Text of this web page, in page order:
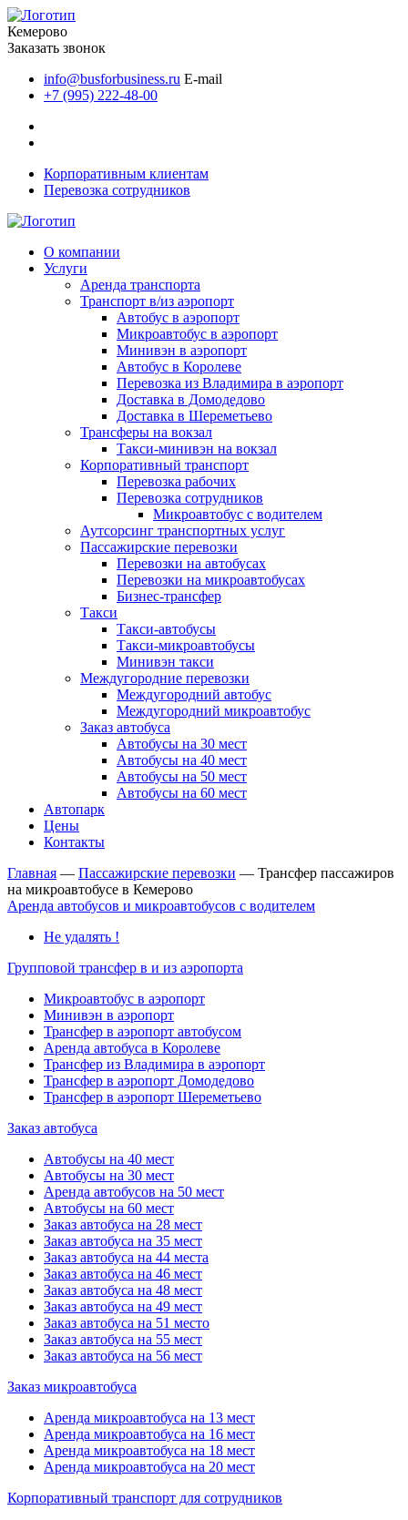
Кемерово
Заказать звонок
info@busforbusiness.ru E-mail
+7 (995) 222-48-00
Корпоративным клиентам
Перевозка сотрудников
О компании
Услуги
Аренда транспорта
Транспорт в/из аэропорт
Автобус в аэропорт
Микроавтобус в аэропорт
Минивэн в аэропорт
Автобус в Королеве
Перевозка из Владимира в аэропорт
Доставка в Домодедово
Доставка в Шереметьево
Трансферы на вокзал
Такси-минивэн на вокзал
Корпоративный транспорт
Перевозка рабочих
Перевозка сотрудников
Микроавтобус с водителем
Аутсорсинг транспортных услуг
Пассажирские перевозки
Перевозки на автобусах
Перевозки на микроавтобусах
Бизнес-трансфер
Такси
Такси-автобусы
Такси-микроавтобусы
Минивэн такси
Междугородние перевозки
Междугородний автобус
Междугородний микроавтобус
Заказ автобуса
Автобусы на 30 мест
Автобусы на 40 мест
Автобусы на 50 мест
Автобусы на 60 мест
Автопарк
Цены
Контакты
Главная — Пассажирские перевозки — Трансфер пассажиров
на микроавтобусе в Кемерово
Аренда автобусов и микроавтобусов с водителем
Не удалять !
Групповой трансфер в и из аэропорта
Микроавтобус в аэропорт
Минивэн в аэропорт
Трансфер в аэропорт автобусом
Аренда автобуса в Королеве
Трансфер из Владимира в аэропорт
Трансфер в аэропорт Домодедово
Трансфер в аэропорт Шереметьево
Заказ автобуса
Автобусы на 40 мест
Автобусы на 30 мест
Аренда автобусов на 50 мест
Автобусы на 60 мест
Заказ автобуса на 28 мест
Заказ автобуса на 35 мест
Заказ автобуса на 44 места
Заказ автобуса на 46 мест
Заказ автобуса на 48 мест
Заказ автобуса на 49 мест
Заказ автобуса на 51 место
Заказ автобуса на 55 мест
Заказ автобуса на 56 мест
Заказ микроавтобуса
Аренда микроавтобуса на 13 мест
Аренда микроавтобуса на 16 мест
Аренда микроавтобуса на 18 мест
Аренда микроавтобуса на 20 мест
Корпоративный транспорт для сотрудников